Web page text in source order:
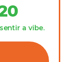
a vibe.